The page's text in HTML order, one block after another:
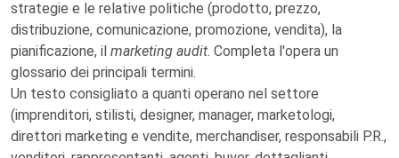
strategie e le relative politiche (prodotto, prezzo,
distribuzione, comunicazione, promozione, vendita), la
pianificazione, il marketing audit. Completa l'opera un
glossario dei principali termini.
Un testo consigliato a quanti operano nel settore
(imprenditori, stilisti, designer, manager, marketologi,
direttori marketing e vendite, merchandiser, responsabili P.R.,